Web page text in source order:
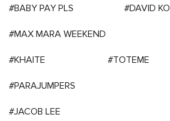
#BABY PAY PLS #DAVID
#MAX MARA WEEKEND
#KHAITE #TOTEME
#PARAJUMPERS
#JACOB LEE